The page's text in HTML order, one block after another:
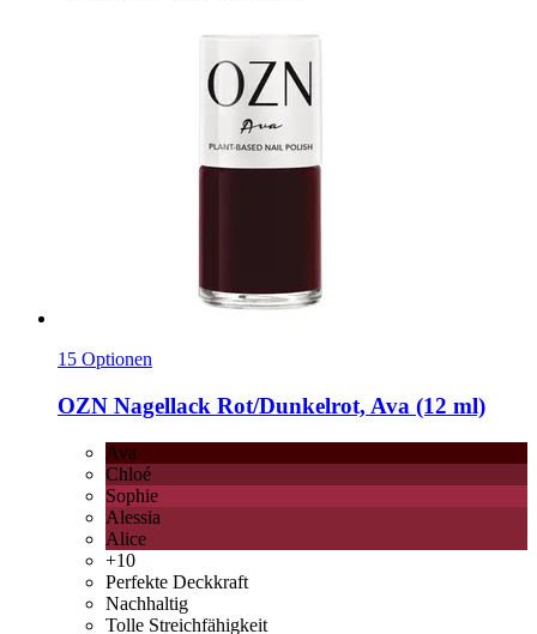
15 Optionen
OZN Nagellack Rot/Dunkelrot, Ava (12 ml)
Ava
Chloé
Sophie
Alessia
Alice
+10
Perfekte Deckkraft
Nachhaltig
Tolle Streichfähigkeit